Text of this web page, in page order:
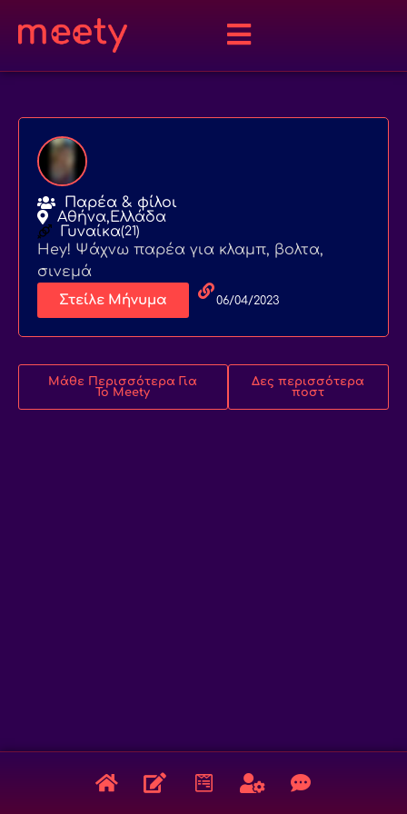
Παρέα & φίλοι
Αθήνα,Ελλάδα
Γυναίκα(21)
Hey! Ψάχνω παρέα για κλαμπ, βολτα,
σινεμά
Στείλε Μήνυμα 06/04/2023
Μάθε Περισσότερα Για
Το Meety
Δες περισσότερα
ποστ